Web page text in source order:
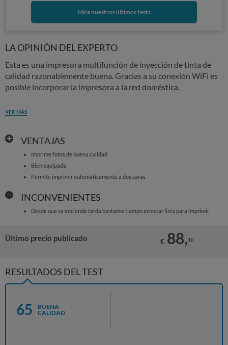
Mira nuestros últimos tests
LA OPINIÓN DEL EXPERTO
Esta es una impresora multifunción de inyección de tinta de
calidad razonablemente buena. Gracias a su conexión WiFi es
posible incorporar la impresora a la red doméstica.
VER MÁS
VENTAJAS
Imprime fotos de buena calidad
Bien equipada
Permite imprimir automáticamente a dos caras
INCONVENIENTES
Desde que se enciende tarda bastante tiempo en estar lista para imprimir
Último precio publicado € 88,10
RESULTADOS DEL TEST
65
BUENA
CALIDAD